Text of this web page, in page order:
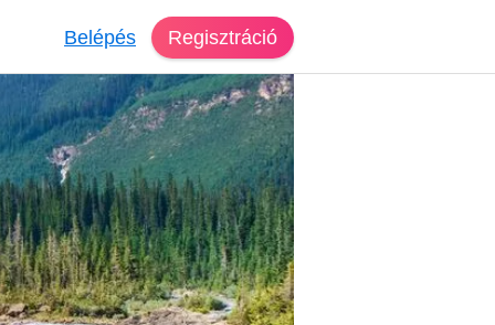
Belépés Regisztráció
Nagykároly
37 éves, férfi